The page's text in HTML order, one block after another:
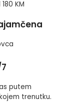
KM
putem
trenutku.